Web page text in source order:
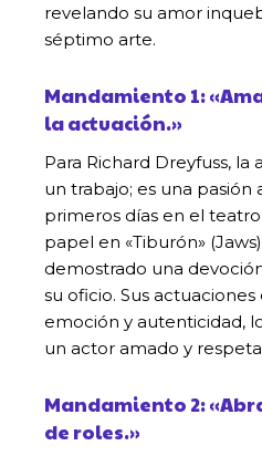
revelando su amor
séptimo arte.
Mandamiento 1:
la actuación.»
Para Richard Dreyfuss, la
un trabajo; es una pasión
primeros días en el
papel en «Tiburón»
demostrado una
su oficio. Sus
emoción y autenticidad,
un actor amado y
Mandamiento 2:
de roles.»